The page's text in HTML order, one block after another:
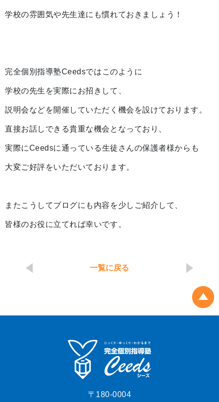
学校の雰囲気や先生達にも慣れておきましょう！
完全個別指導塾Ceedsではこのように
学校の先生を実際にお招きして、
説明会などを開催していただく機会を設けております。
直接お話しできる貴重な機会となっており、
実際にCeedsに通っている生徒さんの保護者様からも
大変ご好評をいただいております。
またこうしてブログにも内容を少しご紹介して、
皆様のお役に立てれば幸いです。
一覧に戻る
〒180-0004